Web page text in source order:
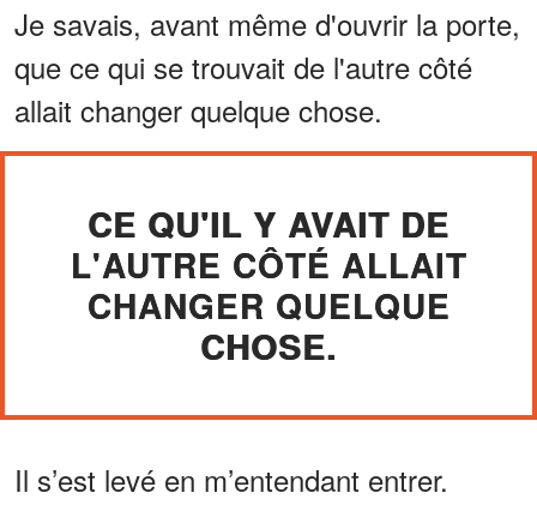
Je savais, avant même d'ouvrir la porte,
que ce qui se trouvait de l'autre côté
allait changer quelque chose.
CE QU'IL Y AVAIT DE
L'AUTRE CÔTÉ ALLAIT
CHANGER QUELQUE
CHOSE.
Il s’est levé en m’entendant entrer.